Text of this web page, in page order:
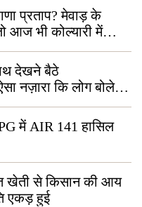
प्रताप? मेवाड़ के
आज भी कोल्यारी में
देखने बैठे
नज़ारा कि लोग बोले,
में AIR 141 हासिल
खेती से किसान की आय
एकड़ हुई